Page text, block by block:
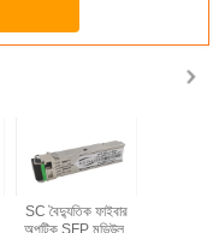
SC বৈদ্যুতিক ফাইবার